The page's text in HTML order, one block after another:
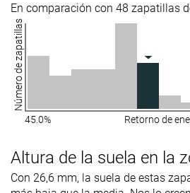
En comparación con 48 zapatillas
Número de zapatillas
45.0% Retorno de
Altura de la suela en la
Con 26,6 mm, la suela de estas